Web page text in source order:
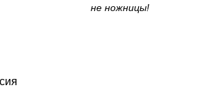
не ножницы!